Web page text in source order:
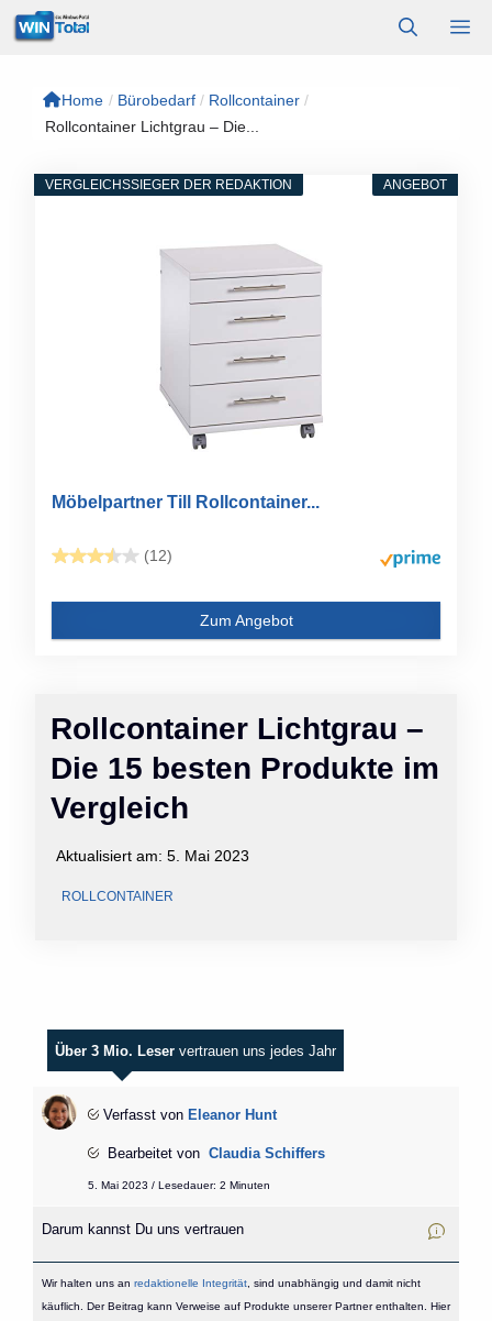
Zum
Inhalt
Home / Bürobedarf / Rollcontainer /
Rollcontainer Lichtgrau – Die...
Rollcontainer Lichtgrau –
Die 15 besten Produkte im
Vergleich
Aktualisiert am: 5. Mai 2023
ROLLCONTAINER
ANGEBOT
VERGLEICHSSIEGER DER REDAKTION
Möbelpartner Till Rollcontainer...
(12)
Zum Angebot
Über 3 Mio. Leser vertrauen uns jedes Jahr
Verfasst von Eleanor Hunt
Bearbeitet von Claudia Schiffers
5. Mai 2023 / Lesedauer: 2 Minuten
Darum kannst Du uns vertrauen
Wir halten uns an redaktionelle Integrität, sind unabhängig und damit nicht
käuflich. Der Beitrag kann Verweise auf Produkte unserer Partner enthalten. Hier